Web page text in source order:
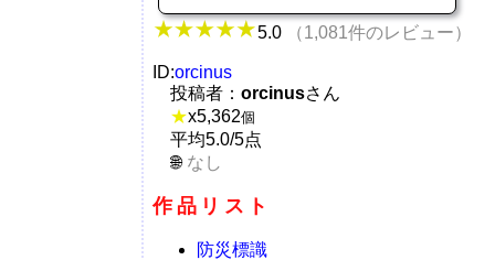
5.0 （1,081件のレビュー）
ID:orcinus
投稿者： orcinusさん
★x5,362個
平均5.0/5点
なし
作品リスト
防災標識